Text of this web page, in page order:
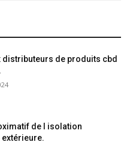
distributeurs de produits cbd
de l isolation